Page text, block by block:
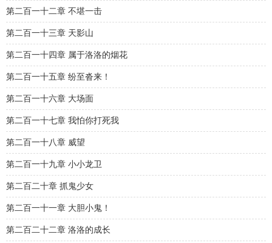
第二百一十二章 不堪一击
第二百一十三章 天影山
第二百一十四章 属于洛洛的烟花
第二百一十五章 纷至沓来！
第二百一十六章 大场面
第二百一十七章 我怕你打死我
第二百一十八章 威望
第二百一十九章 小小龙卫
第二百二十章 抓鬼少女
第二百一十一章 大胆小鬼！
第二百二十二章 洛洛的成长